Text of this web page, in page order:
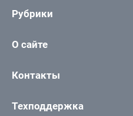
Рубрики
О сайте
Контакты
Техподдержка